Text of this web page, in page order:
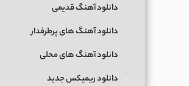
دانلود آهنگ قدیمی
دانلود آهنگ های پرطرفدار
دانلود آهنگ های محلی
دانلود ریمیکس جدید